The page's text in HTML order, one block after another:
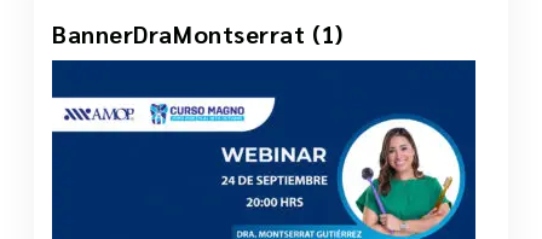
18 Sep, 2025
BannerDraMontserrat (1)